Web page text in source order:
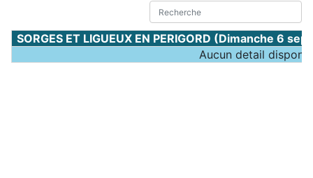
SORGES ET LIGUEUX EN PERIGORD (Dimanche 6
Aucun detail